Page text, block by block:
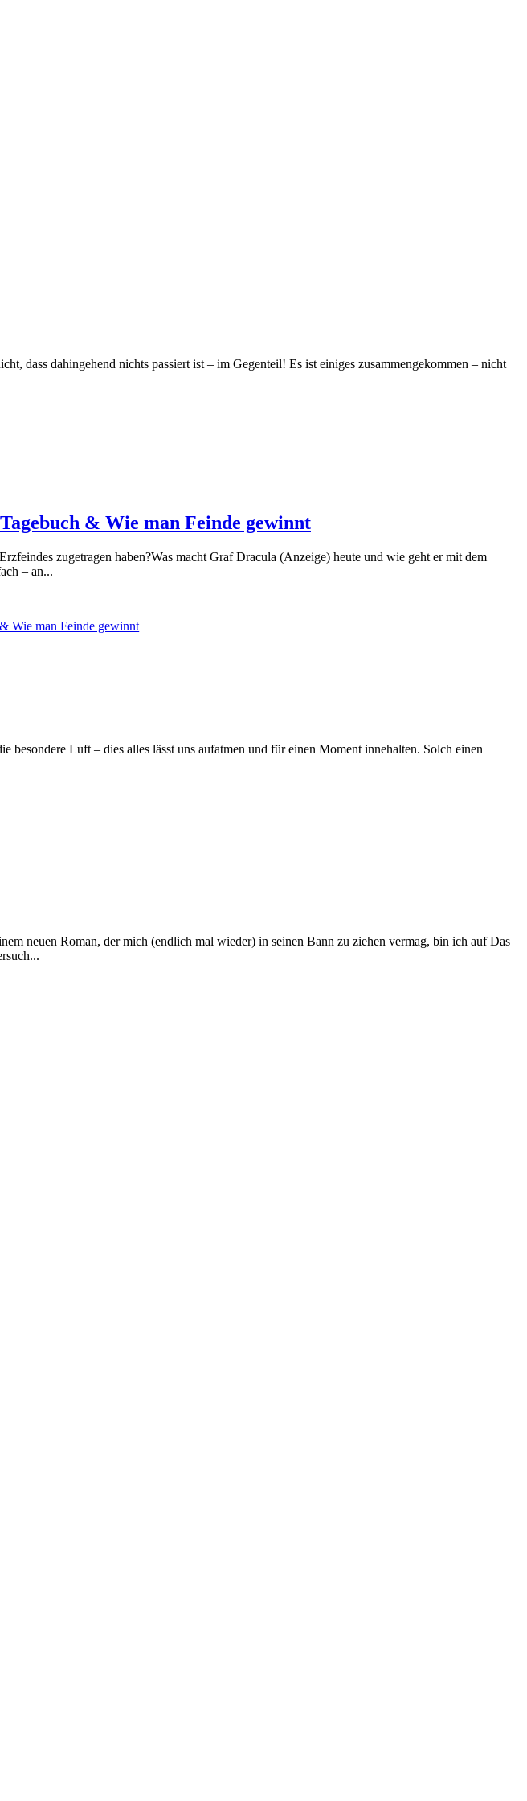
dass dahingehend nichts passiert ist – im Gegenteil! Es ist einiges zusammengekommen – nicht
& Wie man Feinde gewinnt
zugetragen haben?Was macht Graf Dracula (Anzeige) heute und wie geht er mit dem
– an...
Wie man Feinde gewinnt
Luft – dies alles lässt uns aufatmen und für einen Moment innehalten. Solch einen
neuen Roman, der mich (endlich mal wieder) in seinen Bann zu ziehen vermag, bin ich auf Das